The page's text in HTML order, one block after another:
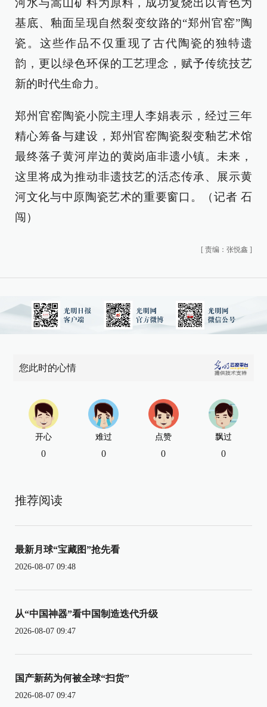
河水与嵩山矿料为原料，成功复烧出以青色为
基底、釉面呈现自然裂变纹路的“郑州官窑”陶
瓷。这些作品不仅重现了古代陶瓷的独特遗
韵，更以绿色环保的工艺理念，赋予传统技艺
新的时代生命力。
郑州官窑陶瓷小院主理人李娟表示，经过三年
精心筹备与建设，郑州官窑陶瓷裂变釉艺术馆
最终落子黄河岸边的黄岗庙非遗小镇。未来，
这里将成为推动非遗技艺的活态传承、展示黄
河文化与中原陶瓷艺术的重要窗口。（记者 石
闯）
[ 责编：张悦鑫 ]
您此时的心情
开心
0
难过
0
点赞
0
飘过
0
推荐阅读
最新月球“宝藏图”抢先看
2026-08-07 09:48
从“中国神器”看中国制造迭代升级
2026-08-07 09:47
国产新药为何被全球“扫货”
2026-08-07 09:47